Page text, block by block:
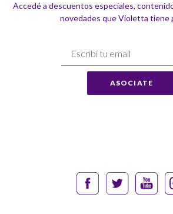
Accedé a descuentos especiales,
novedades que Violetta tiene
Suscríbase
ASOCIATE